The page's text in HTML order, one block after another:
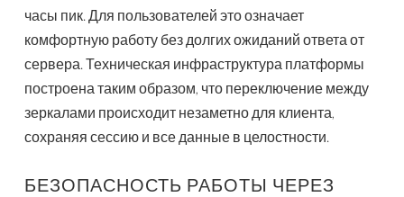
часы пик. Для пользователей это означает
комфортную работу без долгих ожиданий ответа от
сервера. Техническая инфраструктура платформы
построена таким образом, что переключение между
зеркалами происходит незаметно для клиента,
сохраняя сессию и все данные в целостности.
БЕЗОПАСНОСТЬ РАБОТЫ ЧЕРЕЗ